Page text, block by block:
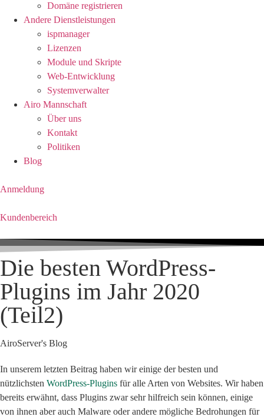
Domäne registrieren
Andere Dienstleistungen
ispmanager
Lizenzen
Module und Skripte
Web-Entwicklung
Systemverwalter
Airo Mannschaft
Über uns
Kontakt
Politiken
Blog
Anmeldung
Kundenbereich
Die besten WordPress-
Plugins im Jahr 2020
(Teil2)
AiroServer's Blog
In unserem letzten Beitrag haben wir einige der besten und
nützlichsten WordPress-Plugins für alle Arten von Websites. Wir haben
bereits erwähnt, dass Plugins zwar sehr hilfreich sein können, einige
von ihnen aber auch Malware oder andere mögliche Bedrohungen für